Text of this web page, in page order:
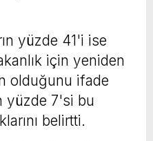
yüzde 41'i ise
için yeniden
olduğunu ifade
yüzde 7'si bu
belirtti.